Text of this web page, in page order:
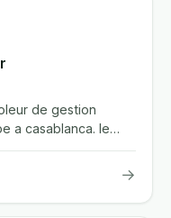
de gestion
a casablanca. le
→